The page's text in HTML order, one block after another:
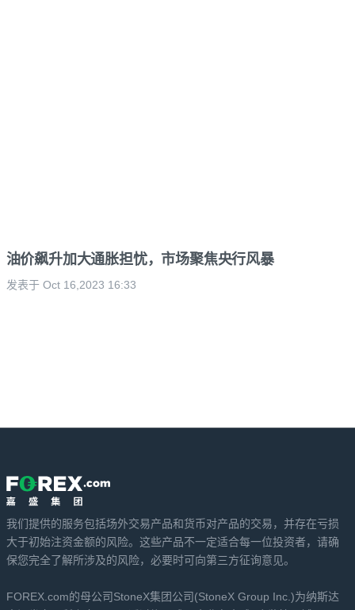
油价飙升加大通胀担忧，市场聚焦央行风暴
发表于 Oct 16,2023 16:33
我们提供的服务包括场外交易产品和货币对产品的交易，并存在亏损
大于初始注资金额的风险。这些产品不一定适合每一位投资者，请确
保您完全了解所涉及的风险，必要时可向第三方征询意见。
FOREX.com的母公司StoneX集团公司(StoneX Group Inc.)为纳斯达